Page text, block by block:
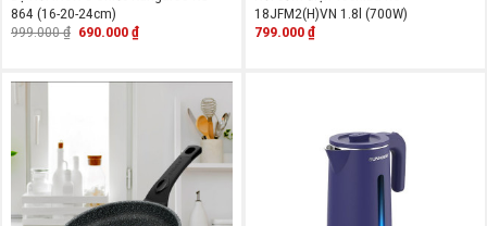
864 (16-20-24cm)
999.000₫ Giá
690.000₫Giá
690.000 ₫.
18JFM2(H)VN 1.8l (700W)
799.000₫